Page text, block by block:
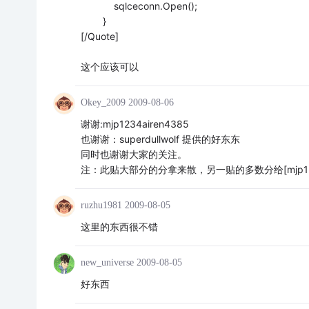
sqlceconn.Open();
}
[/Quote]
这个应该可以
Okey_2009 2009-08-06
谢谢:mjp1234airen4385
也谢谢：superdullwolf 提供的好东东
同时也谢谢大家的关注。
注：此贴大部分的分拿来散，另一贴的多数分给
ruzhu1981 2009-08-05
这里的东西很不错
new_universe 2009-08-05
好东西